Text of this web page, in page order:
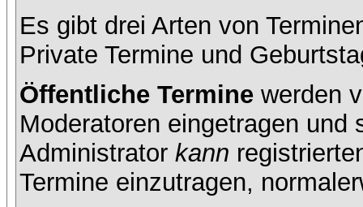
Es gibt drei Arten von
Private Termine und
Öffentliche Termine werden
Moderatoren eingetragen und
Administrator kann
Termine einzutragen,